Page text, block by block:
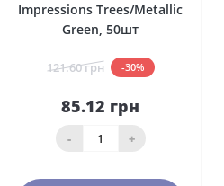
Impressions Trees/Metallic
Green, 50шт
121.60 грн -30%
85.12 грн
- +